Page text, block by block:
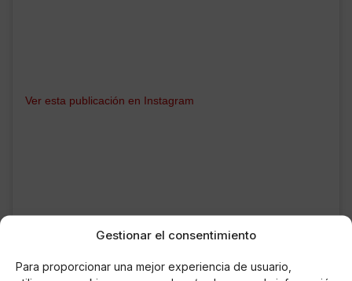
Gestionar el consentimiento
Para proporcionar una mejor experiencia de usuario,
Ver esta publicación en Instagram